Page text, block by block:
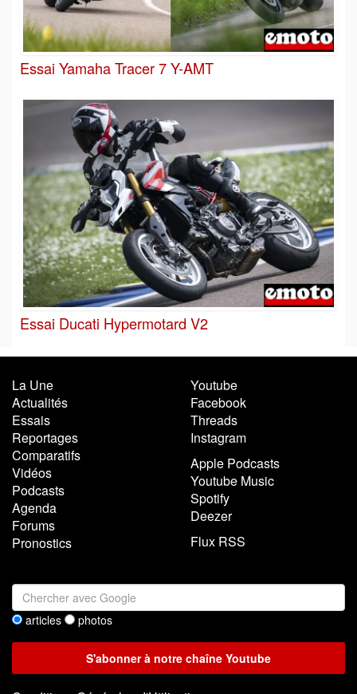
Essai Yamaha Tracer 7 Y-AMT
Essai Ducati Hypermotard V2
La Une
Actualités
Essais
Reportages
Comparatifs
Vidéos
Podcasts
Agenda
Forums
Pronostics
Youtube
Facebook
Threads
Instagram
Apple Podcasts
Youtube Music
Spotify
Deezer
Flux RSS
articles photos